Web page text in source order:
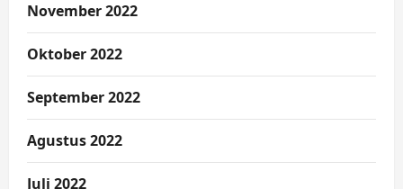
November 2022
Oktober 2022
September 2022
Agustus 2022
Juli 2022